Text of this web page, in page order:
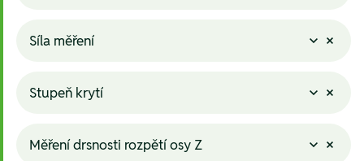
Síla měření
Stupeň krytí
Měření drsnosti rozpětí osy Z